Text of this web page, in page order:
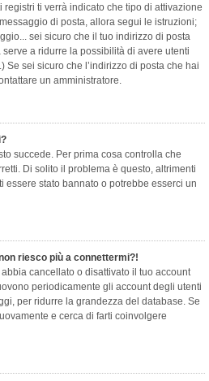
ti verrà indicato che tipo di attivazione
di posta, allora segui le istruzioni;
sei sicuro che il tuo indirizzo di posta
a ridurre la possibilità di avere utenti
sei sicuro che l’indirizzo di posta che hai
un amministratore.
succede. Per prima cosa controlla che
Di solito il problema è questo, altrimenti
essere stato bannato o potrebbe esserci un
riesco più a connettermi?!
cancellato o disattivato il tuo account
periodicamente gli account degli utenti
per ridurre la grandezza del database. Se
e cerca di farti coinvolgere